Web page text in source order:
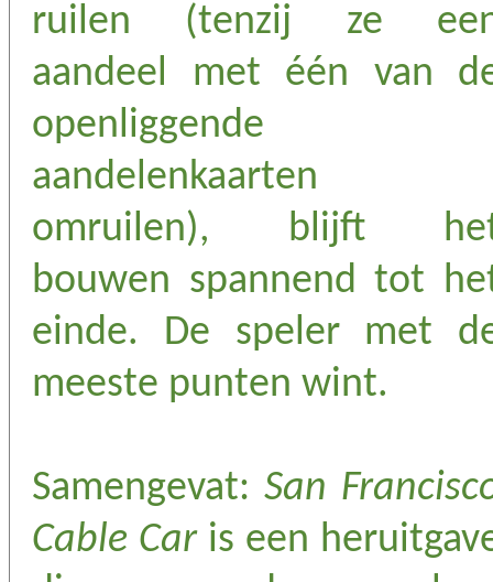
ruilen (tenzij ze
aandeel met één van
openliggende
aandelenkaarten
omruilen), blijft
bouwen spannend tot
einde. De speler met
meeste punten wint.
Samengevat: San
Cable Caris een